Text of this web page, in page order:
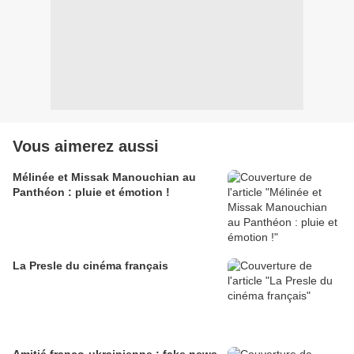
Vous aimerez aussi
Mélinée et Missak Manouchian au
Panthéon : pluie et émotion !
La Presle du cinéma français